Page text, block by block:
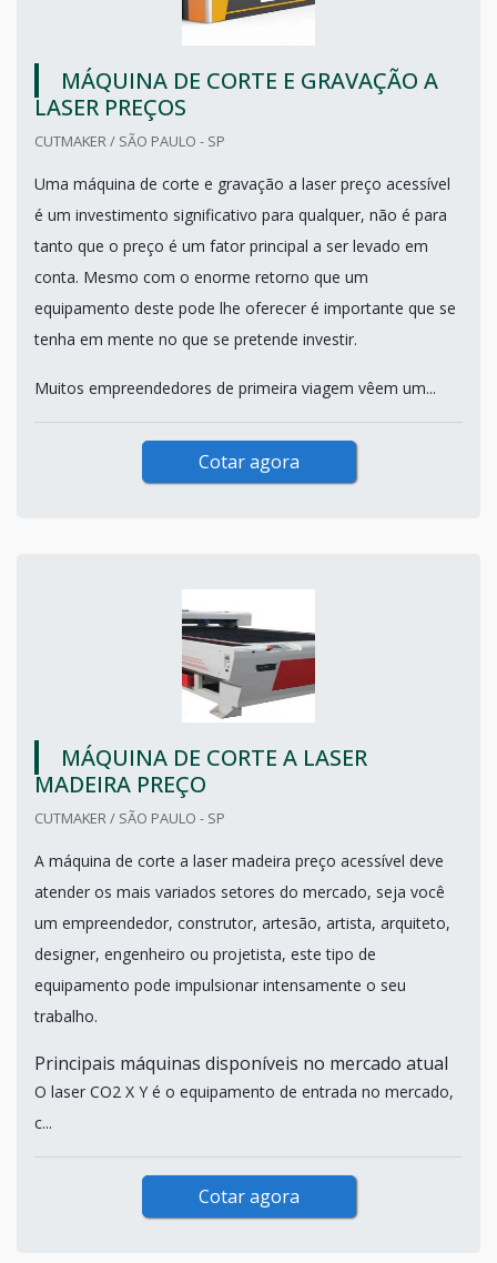
MÁQUINA DE CORTE E GRAVAÇÃO A
LASER PREÇOS
CUTMAKER / SÃO PAULO - SP
Uma máquina de corte e gravação a laser preço acessível
é um investimento significativo para qualquer, não é para
tanto que o preço é um fator principal a ser levado em
conta. Mesmo com o enorme retorno que um
equipamento deste pode lhe oferecer é importante que se
tenha em mente no que se pretende investir.
Muitos empreendedores de primeira viagem vêem um...
Cotar agora
MÁQUINA DE CORTE A LASER
MADEIRA PREÇO
CUTMAKER / SÃO PAULO - SP
A máquina de corte a laser madeira preço acessível deve
atender os mais variados setores do mercado, seja você
um empreendedor, construtor, artesão, artista, arquiteto,
designer, engenheiro ou projetista, este tipo de
equipamento pode impulsionar intensamente o seu
trabalho.
Principais máquinas disponíveis no mercado atual
O laser CO2 X Y é o equipamento de entrada no mercado,
c...
Cotar agora